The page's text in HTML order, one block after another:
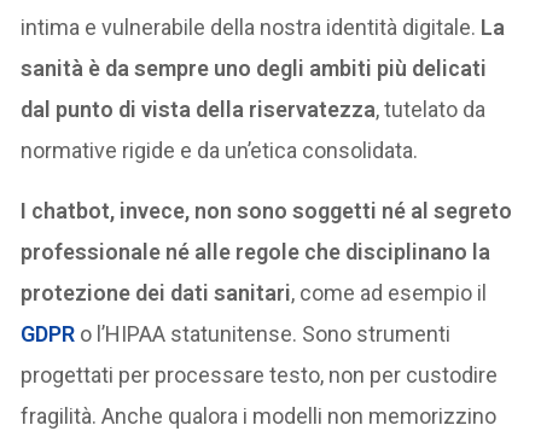
intima e vulnerabile della nostra identità digitale. La
sanità è da sempre uno degli ambiti più delicati
dal punto di vista della riservatezza, tutelato da
normative rigide e da un’etica consolidata.
I chatbot, invece, non sono soggetti né al segreto
professionale né alle regole che disciplinano la
protezione dei dati sanitari, come ad esempio il
GDPR o l’HIPAA statunitense. Sono strumenti
progettati per processare testo, non per custodire
fragilità. Anche qualora i modelli non memorizzino